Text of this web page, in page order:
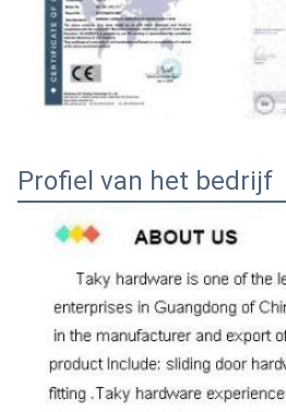
Profiel van het bedrijf